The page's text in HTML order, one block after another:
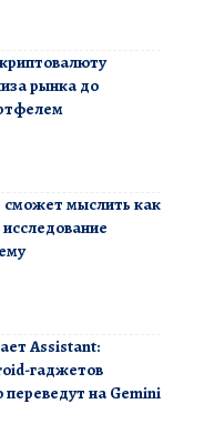
рынка до
мыслить как
Assistant:
гаджетов
переведут на Gemini